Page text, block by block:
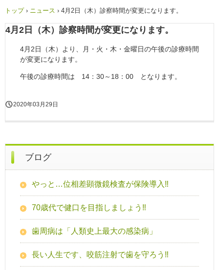
トップ › ニュース › 4月2日（木）診察時間が変更になります。
4月2日（木）診察時間が変更になります。
4月2日（木）より、月・火・木・金曜日の午後の診療時間
が変更になります。
午後の診療時間は 14：30～18：00 となります。
2020年03月29日
ブログ
やっと…位相差顕微鏡検査が保険導入‼
70歳代で健口を目指しましょう‼
歯周病は「人類史上最大の感染病」
長い人生です、咬筋注射で歯を守ろう‼